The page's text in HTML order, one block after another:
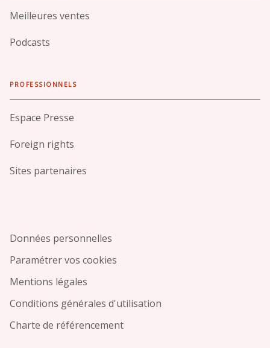
Meilleures ventes
Podcasts
PROFESSIONNELS
Espace Presse
Foreign rights
Sites partenaires
Données personnelles
Paramétrer vos cookies
Mentions légales
Conditions générales d'utilisation
Charte de référencement